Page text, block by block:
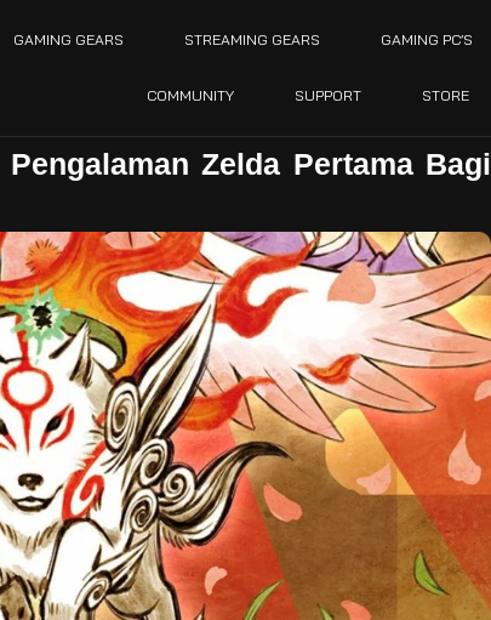
GAMING GEARS STREAMING GEARS GAMING PC’S
COMMUNITY SUPPORT STORE
Zelda Pertama Bagi